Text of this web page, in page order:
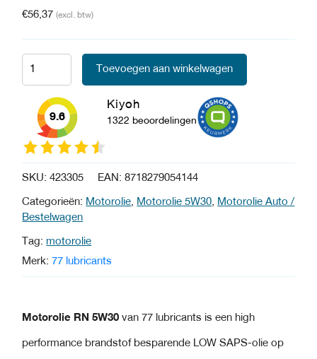
€56,37 (excl. btw)
Toevoegen aan winkelwagen
9.6
Kiyoh
1322 beoordelingen
SKU:423305 EAN:8718279054144
Categorieën: Motorolie Motorolie 5W30
Motorolie Auto /
Bestelwagen
Tag: motorolie
Merk:77 lubricants
Motorolie RN 5W30van 77 lubricants is een high
performance brandstof besparende LOW SAPS-olie op